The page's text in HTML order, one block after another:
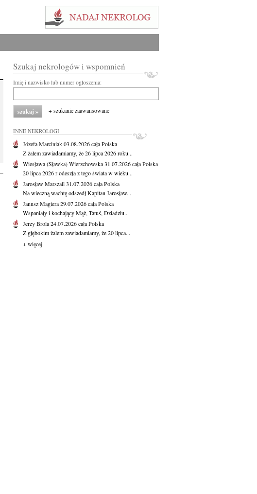
Szukaj nekrologów i wspomnień
Imię i nazwisko lub numer ogłoszenia:
+ szukanie zaawansowane
INNE NEKROLOGI
Józefa Marciniak03.08.2026cała Polska
Z żalem zawiadamiamy, że 26 lipca 2026 roku...
Wiesława (Sławka) Wierzchowska31.07.2026cała Polska
20 lipca 2026 r odeszła z tego świata w wieku...
Jarosław Marszall31.07.2026cała Polska
Na wieczną wachtę odszedł Kapitan Jarosław...
Janusz Magiera29.07.2026cała Polska
Wspaniały i kochający Mąż, Tatuś, Dziadziu...
Jerzy Brola24.07.2026cała Polska
Z głębokim żalem zawiadamiamy, że 20 lipca...
+ więcej